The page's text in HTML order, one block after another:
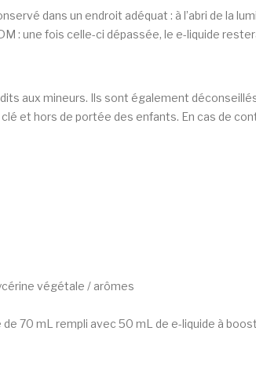
dans un endroit adéquat : à l’abri de la
: une fois celle-ci dépassée, le e-liquide
aux mineurs. Ils sont également
et hors de portée des enfants. En cas de
végétale / arômes
de 70 mL rempli avec 50 mL de e-liquide à